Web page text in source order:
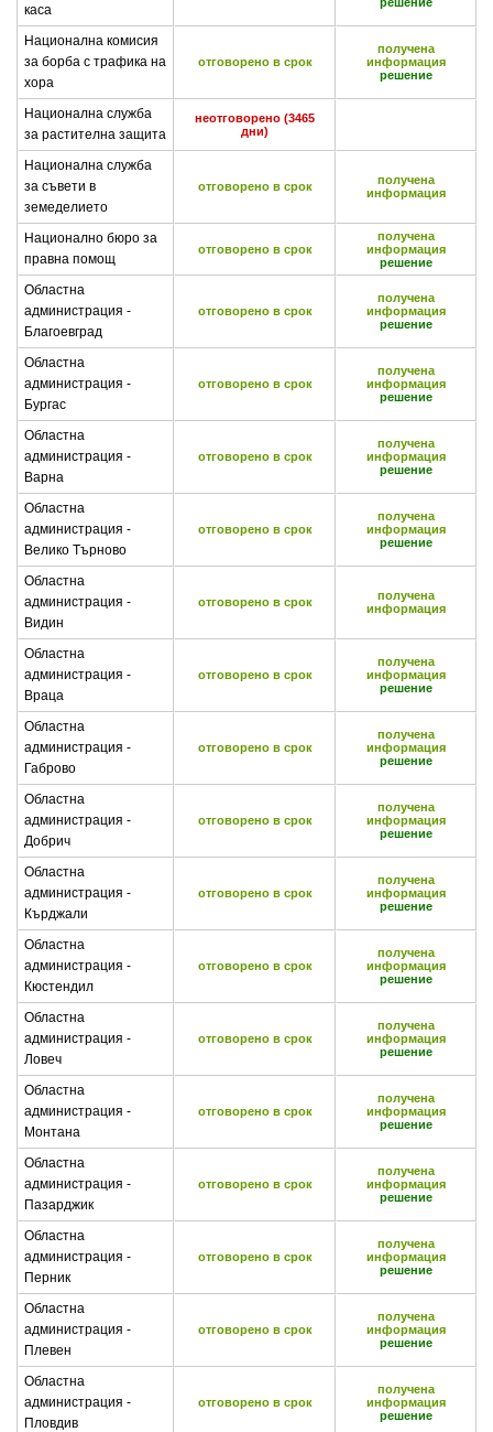
каса
Национална комисия
за борба с трафика на
хора
отговорено в срок
получена
информация
решение
Национална служба
за растителна защита
неотговорено (3465
дни)
Национална служба
за съвети в
земеделието
отговорено в срок
получена
информация
Национално бюро за
правна помощ
отговорено в срок
получена
информация
решение
Областна
администрация -
Благоевград
отговорено в срок
получена
информация
решение
Областна
администрация -
Бургас
отговорено в срок
получена
информация
решение
Областна
администрация -
Варна
отговорено в срок
получена
информация
решение
Областна
администрация -
Велико Търново
отговорено в срок
получена
информация
решение
Областна
администрация -
Видин
отговорено в срок
получена
информация
Областна
администрация -
Враца
отговорено в срок
получена
информация
решение
Областна
администрация -
Габрово
отговорено в срок
получена
информация
решение
Областна
администрация -
Добрич
отговорено в срок
получена
информация
решение
Областна
администрация -
Кърджали
отговорено в срок
получена
информация
решение
Областна
администрация -
Кюстендил
отговорено в срок
получена
информация
решение
Областна
администрация -
Ловеч
отговорено в срок
получена
информация
решение
Областна
администрация -
Монтана
отговорено в срок
получена
информация
решение
Областна
администрация -
Пазарджик
отговорено в срок
получена
информация
решение
Областна
администрация -
Перник
отговорено в срок
получена
информация
решение
Областна
администрация -
Плевен
отговорено в срок
получена
информация
решение
Областна
администрация -
Пловдив
отговорено в срок
получена
информация
решение